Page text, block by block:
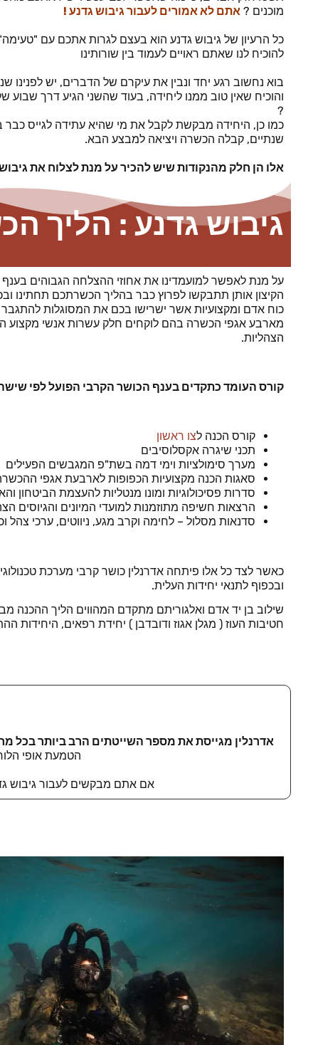
מוכנים ? אתם לא אמורים לעבור גיבוש גדנע !
להוכיח לנו שאתם ראויים לעמוד בין שורותינו
בוא נחשוב רגע יחד ונבין את עיקרם של הדברים, יש לפנינו
והוכיח שאין טוב ממנו ליחידה, בעוד שהשני הגיע דרך
?
שנתיים, קבלה הכשרה ויציאה למבצע הבא.
אלו הן חלק מהנקודות שיש להכיר על מנת לצלוח את גיבוש שייטת 13 ולהתקבל ליחידה, לשאר הנקודות הכנסו
גיבוש גדנע : הליך
על מנת לאפשר למועמדינו את אחוזי ההצלחה הגבוהים בענף
הקיצון אותן תתבקשו לפרוץ כבר בהליך הכשרתכם תחתינו
כוח אדם ומקצועיות אשר ישרישו בכם את המסוגלות
מארבע אגפי הכשרה בהם לוקחים חלק עשרות אנשי מקצוע
הצהליות.
קורס העומד כתקדים בענף הכושר הקרבי הפועל לפי
קורס הכנה לצו ראשון
תכני שיגרה אקסלוסיבים
מערך סימולציות וימי דמה בשת"פ המגבשים הפעילים
סאגות הכנה מקצועיות הכפופות לארבעת אגפי
סדרות פסיכולוגיות ומונו מנטליות להעצמת הביטחון
הרצאות חשיפה מתוזמנות למועדי המיונים והגיוסים
סדנאות מסלול – לחימה וקרב מגע, ניווטים, ערכי צהל
כאשר לצד כל אלו פיתחה אדרנלין כושר קרבי מערכת
ובכפוף לתנאי יחידות העלית.
שילוב בן יד אדם ואלגוריתם מתקדם המהווים הליך ההכנה
חטיבות העוז ( מגלן אגוז ודובדבן ) יחידת רפאים, היחידות
אדרנלין מגייסת את מספר השייטתים הרב ביותר בכל
הטמעת אופי
אם אתם מבקשים לעבור גיבוש